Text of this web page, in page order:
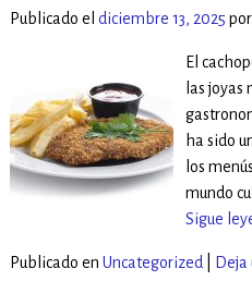
Publicado el diciembre 13, 2025 por
El
las joyas
ha sido
los
mundo
Sigue
Publicado en Uncategorized Deja